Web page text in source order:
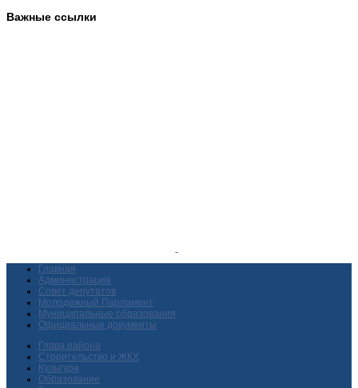
Важные ссылки
Главная
Администрация
Совет депутатов
Молодежный Парламент
Муниципальные образования
Официальные документы
Глава района
Строительство и ЖКХ
Культура
Образование